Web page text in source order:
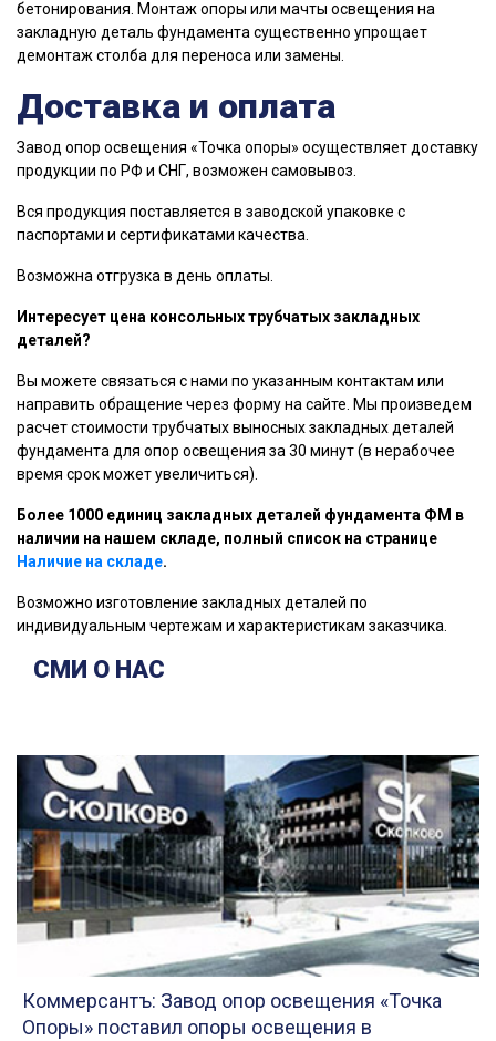
бетонирования. Монтаж опоры или мачты освещения на
закладную деталь фундамента существенно упрощает
демонтаж столба для переноса или замены.
Доставка и оплата
Завод опор освещения «Точка опоры» осуществляет доставку
продукции по РФ и СНГ, возможен самовывоз.
Вся продукция поставляется в заводской упаковке с
паспортами и сертификатами качества.
Возможна отгрузка в день оплаты.
Интересует цена консольных трубчатых закладных
деталей?
Вы можете связаться с нами по указанным контактам или
направить обращение через форму на сайте. Мы произведем
расчет стоимости трубчатых выносных закладных деталей
фундамента для опор освещения за 30 минут (в нерабочее
время срок может увеличиться).
Более 1000 единиц закладных деталей фундамента ФМ в
наличии на нашем складе, полный список на странице
Наличие на складе.
Возможно изготовление закладных деталей по
индивидуальным чертежам и характеристикам заказчика.
СМИ О НАС
Коммерсантъ: Завод опор освещения «Точка
Опоры» поставил опоры освещения в